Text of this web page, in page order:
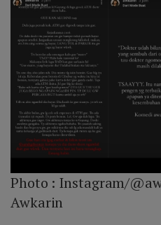
Photo : Instagram/
Awkarin